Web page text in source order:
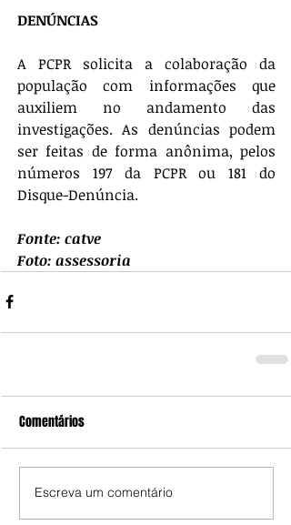
DENÚNCIAS
A PCPR solicita a colaboração da
população com informações que
auxiliem no andamento das
investigações. As denúncias podem
ser feitas de forma anônima, pelos
números 197 da PCPR ou 181 do
Disque-Denúncia.
Fonte: catve
Foto: assessoria
Comentários
Escreva um comentário